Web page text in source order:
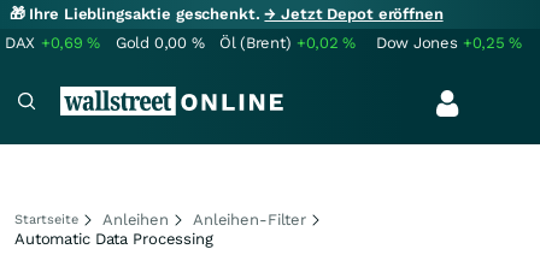
🎁 Ihre Lieblingsaktie geschenkt.→ Jetzt Depot eröffnen
DAX +0,69% Gold 0,00 % Öl (Brent) +0,02% Dow Jones +0,25%
Startseite Anleihen
Anleihen-Filter
Automatic Data Processing